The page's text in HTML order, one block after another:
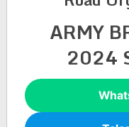
ARMY
2024